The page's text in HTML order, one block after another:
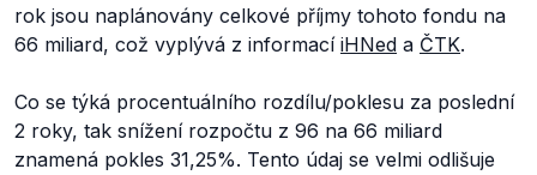
rok jsou naplánovány celkové příjmy tohoto fondu na
66 miliard, což vyplývá z informací iHNed a ČTK.
Co se týká procentuálního rozdílu/poklesu za poslední
2 roky, tak snížení rozpočtu z 96 na 66 miliard
znamená pokles 31,25%. Tento údaj se velmi odlišuje